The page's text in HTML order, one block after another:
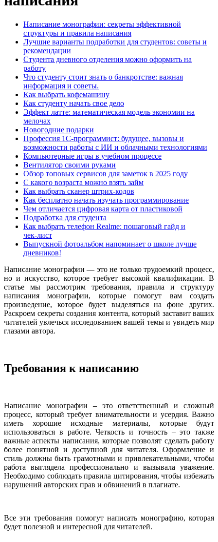
Написание монографии: секреты эффективной
структуры и правила написания
Лучшие варианты подработки для студентов: советы и
рекомендации
Студента дневного отделения можно оформить на
работу
Что студенту стоит знать о банкротстве: важная
информация и советы.
Как выбрать кофемашину
Как студенту начать свое дело
Эффект латте: математическая модель экономии на
мелочах
Новогодние подарки
Профессия 1С-программист: будущее, вызовы и
возможности работы с ИИ и облачными технологиями
Компьютерные игры в учебном процессе
Вентилятор своими руками
Обзор топовых сервисов для заметок в 2025 году
С какого возраста можно взять займ
Как выбрать сканер штрих-кодов
Как бесплатно начать изучать программирование
Чем отличается цифровая карта от пластиковой
Подработка для студента
Как выбрать телефон Realme: пошаговый гайд и
чек‑лист
Выпускной фотоальбом напоминает о школе лучше
дневников!
Написание монографии — это не только трудоемкий процесс,
но и искусство, которое требует высокой квалификации. В
статье мы рассмотрим требования, правила и структуру
написания монографии, которые помогут вам создать
произведение, которое будет выделяться на фоне других.
Раскроем секреты создания контента, который заставит ваших
читателей увлечься исследованием вашей темы и увидеть мир
глазами автора.
Требования к написанию
Написание монографии – это ответственный и сложный
процесс, который требует внимательности и усердия. Важно
иметь хорошие исходные материалы, которые будут
использоваться в работе. Четкость и точность – это также
важные аспекты написания, которые позволят сделать работу
более понятной и доступной для читателя. Оформление и
стиль должны быть грамотными и привлекательными, чтобы
работа выглядела профессионально и вызывала уважение.
Необходимо соблюдать правила цитирования, чтобы избежать
нарушений авторских прав и обвинений в плагиате.
Все эти требования помогут написать монографию, которая
будет полезной и интересной для читателей.